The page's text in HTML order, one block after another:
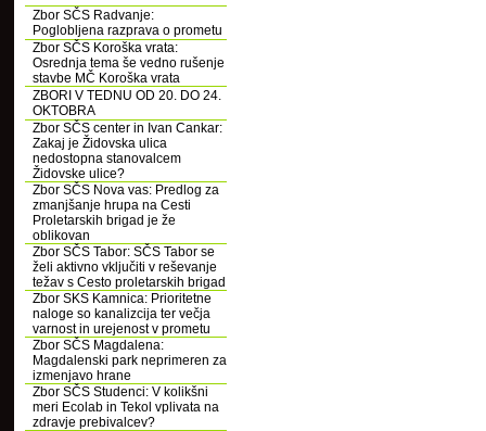
Zbor SČS Radvanje:
Poglobljena razprava o prometu
Zbor SČS Koroška vrata:
Osrednja tema še vedno rušenje
stavbe MČ Koroška vrata
ZBORI V TEDNU OD 20. DO 24.
OKTOBRA
Zbor SČS center in Ivan Cankar:
Zakaj je Židovska ulica
nedostopna stanovalcem
Židovske ulice?
Zbor SČS Nova vas: Predlog za
zmanjšanje hrupa na Cesti
Proletarskih brigad je že
oblikovan
Zbor SČS Tabor: SČS Tabor se
želi aktivno vključiti v reševanje
težav s Cesto proletarskih brigad
Zbor SKS Kamnica: Prioritetne
naloge so kanalizcija ter večja
varnost in urejenost v prometu
Zbor SČS Magdalena:
Magdalenski park neprimeren za
izmenjavo hrane
Zbor SČS Studenci: V kolikšni
meri Ecolab in Tekol vplivata na
zdravje prebivalcev?